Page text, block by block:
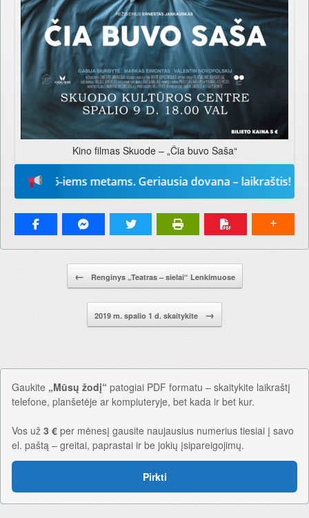
Kino filmas Skuode – „Čia buvo Saša“
2026-iems metams. Geriausia dovana – laikraštis!
← Renginys „Teatras – sielai“ Lenkimuose
2019 m. spalio 1 d. skaitykite →
Gaukite „Mūsų žodį“ patogiai PDF formatu – skaitykite laikraštį
telefone, planšetėje ar kompiuteryje, bet kada ir bet kur.
Vos už 3 € per mėnesį gausite naujausius numerius tiesiai į savo
el. paštą – greitai, paprastai ir be jokių įsipareigojimų.
Pirkti